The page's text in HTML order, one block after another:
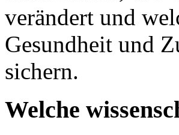
verändert und
Gesundheit und
sichern.
Welche